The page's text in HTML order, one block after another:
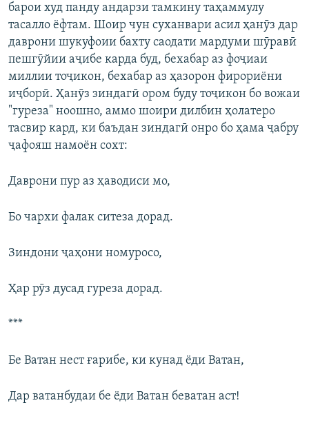
барои худ панду андарзи тамкину таҳаммулу
тасалло ёфтам. Шоир чун суханвари асил ҳанӯз дар
даврони шукуфоии бахту саодати мардуми шӯравӣ
пешгӯйии аҷибе карда буд, бехабар аз фоҷиаи
миллии тоҷикон, бехабар аз ҳазорон фирориёни
иҷборӣ. Ҳанӯз зиндагӣ ором буду тоҷикон бо вожаи
"гуреза" ноошно, аммо шоири дилбин ҳолатеро
тасвир кард, ки баъдан зиндагӣ онро бо ҳама ҷабру
ҷафояш намоён сохт:
Даврони пур аз ҳаводиси мо,
Бо чархи фалак ситеза дорад.
Зиндони ҷаҳони номуросо,
Ҳар рӯз дусад гуреза дорад.
***
Бе Ватан нест ғарибе, ки кунад ёди Ватан,
Дар ватанбудаи бе ёди Ватан беватан аст!